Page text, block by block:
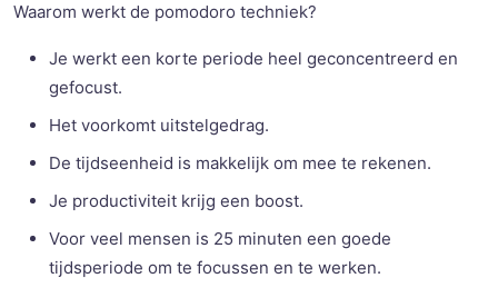
Waarom werkt de pomodoro techniek?
Je werkt een korte periode heel geconcentreerd en
gefocust.
Het voorkomt uitstelgedrag.
De tijdseenheid is makkelijk om mee te rekenen.
Je productiviteit krijg een boost.
Voor veel mensen is 25 minuten een goede
tijdsperiode om te focussen en te werken.